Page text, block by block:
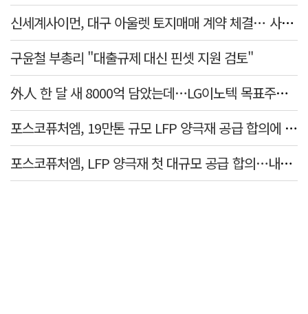
신세계사이먼, 대구 아울렛 토지매매 계약 체결… 사업 본궤도
구윤철 부총리 "대출규제 대신 핀셋 지원 검토"
外人 한 달 새 8000억 담았는데…LG이노텍 목표주가는 왜 엇갈릴까
포스코퓨처엠, 19만톤 규모 LFP 양극재 공급 합의에 3%대 강세
포스코퓨처엠, LFP 양극재 첫 대규모 공급 합의…내년부터 6년간 19만t